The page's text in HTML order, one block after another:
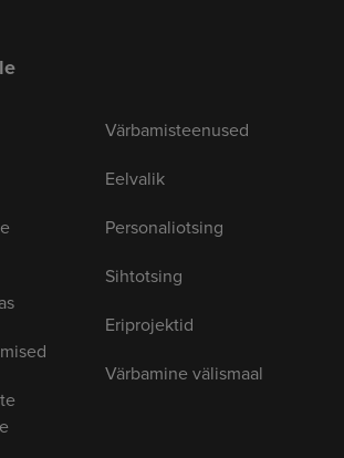
Värbamisteenused
Eelvalik
Personaliotsing
Sihtotsing
Eriprojektid
Värbamine välismaal